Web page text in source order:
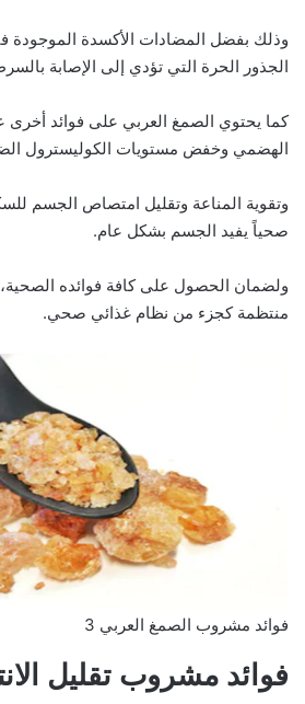
وذلك بفضل المضادات الأكسدة الموجودة
الجذور الحرة التي تؤدي إلى الإصابة
كما يحتوي الصمغ العربي على فوائد أخرى
الهضمي وخفض مستويات الكوليسترول
وتقوية المناعة وتقليل امتصاص الجسم
صحياً يفيد الجسم بشكل عام.
ولضمان الحصول على كافة فوائده
منتظمة كجزء من نظام غذائي صحي.
فوائد مشروب الصمغ العربي 3
فوائد مشروب تقليل